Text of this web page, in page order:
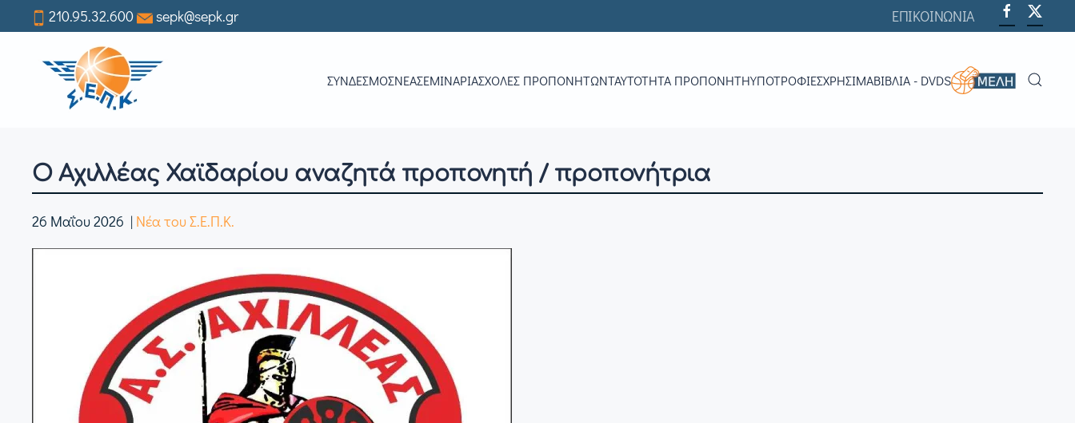
to
content
210.95.32.600 sepk@sepk.gr ΕΠΙΚΟΙΝΩΝΙΑ
ΣΥΝΔΕΣΜΟΣΝΕΑΣΕΜΙΝΆΡΙΑΣΧΟΛΈΣ ΠΡΟΠΟΝΗΤΏΝΤΑΥΤΌΤΗΤΑ ΠΡΟΠΟΝΗΤΉΥΠΟΤΡΟΦΊΕΣΧΡΗΣΙΜΑΒΙΒΛΊΑ - DVDS
Ο Αχιλλέας Χαϊδαρίου αναζητά προπονητή / προπονήτρια
26 Μαΐου 2026 | Νέα του Σ.Ε.Π.Κ.